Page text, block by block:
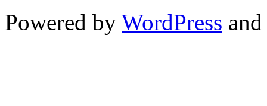
Powered by WordPress